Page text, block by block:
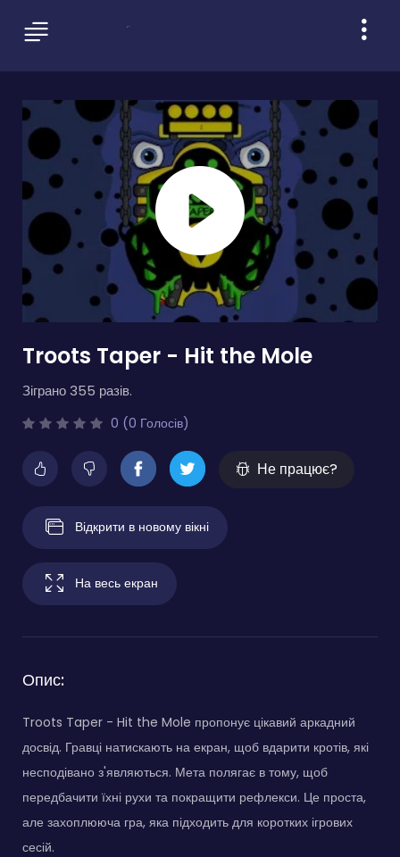
Troots Taper - Hit the Mole
Зіграно 355 разів.
0 (0 Голосів)
Не працює?
Відкрити в новому вікні
На весь екран
Опис:
Troots Taper - Hit the Mole пропонує цікавий аркадний
досвід. Гравці натискають на екран, щоб вдарити кротів, які
несподівано з'являються. Мета полягає в тому, щоб
передбачити їхні рухи та покращити рефлекси. Це проста,
але захоплююча гра, яка підходить для коротких ігрових
сесій.